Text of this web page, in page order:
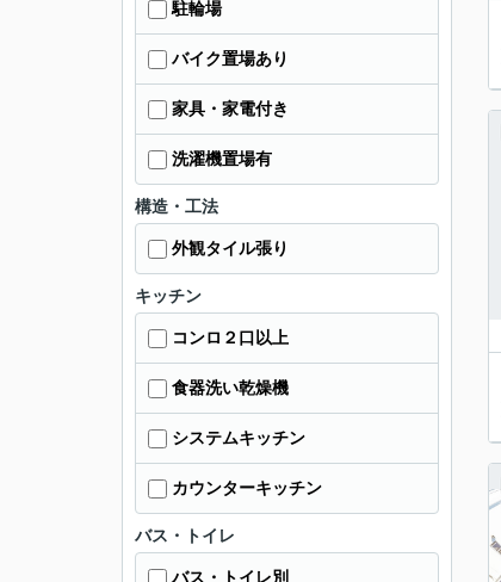
駐輪場
バイク置場あり
家具・家電付き
洗濯機置場有
構造・工法
外観タイル張り
キッチン
コンロ２口以上
食器洗い乾燥機
システムキッチン
カウンターキッチン
バス・トイレ
バス・トイレ別